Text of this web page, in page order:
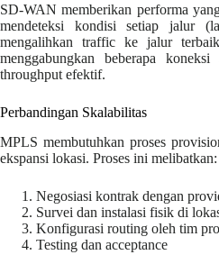
SD-WAN memberikan performa
mendeteksi kondisi setiap jalur
mengalihkan traffic ke jalur
menggabungkan beberapa
throughput efektif.
Perbandingan Skalabilitas
MPLS membutuhkan proses
ekspansi lokasi. Proses ini melibatkan:
Negosiasi kontrak dengan
Survei dan instalasi fisik di
Konfigurasi routing oleh tim
Testing dan acceptance